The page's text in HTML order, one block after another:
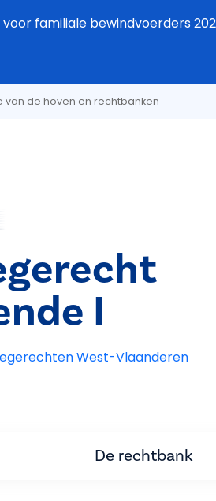
familiale bewindvoerders
van de hoven en rechtbanken
I
West-Vlaanderen
De rechtbank